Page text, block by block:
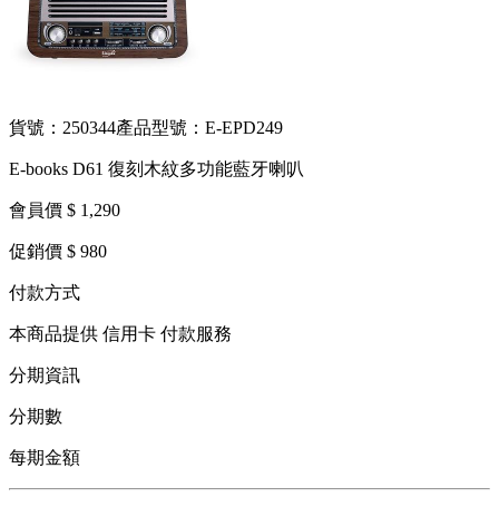
貨號：250344產品型號：E-EPD249
E-books D61 復刻木紋多功能藍牙喇叭
會員價 $ 1,290
促銷價 $ 980
付款方式
本商品提供 信用卡 付款服務
分期資訊
分期數
每期金額